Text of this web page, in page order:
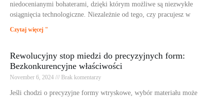
niedocenianymi bohaterami, dzięki którym możliwe są niezwykłe
osiągnięcia technologiczne. Niezależnie od tego, czy pracujesz w
Czytaj więcej "
Rewolucyjny stop miedzi do precyzyjnych form:
Bezkonkurencyjne właściwości
November 6, 2024 Brak komentarzy
Jeśli chodzi o precyzyjne formy wtryskowe, wybór materiału może